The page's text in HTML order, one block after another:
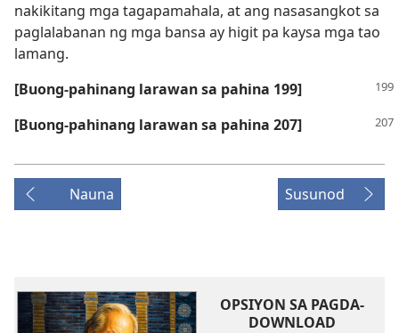
nakikitang mga tagapamahala, at ang nasasangkot sa
paglalabanan ng mga bansa ay higit pa kaysa mga tao
lamang.
[Buong-pahinang larawan sa pahina 199]
[Buong-pahinang larawan sa pahina 207]
Nauna Susunod
OPSIYON SA PAGDA-
DOWNLOAD